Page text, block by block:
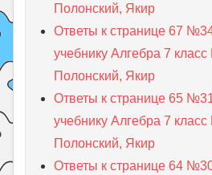
Полонский, Якир
Ответы к странице 67
учебнику Алгебра 7 класс
Полонский, Якир
Ответы к странице 65
учебнику Алгебра 7 класс
Полонский, Якир
Ответы к странице 64